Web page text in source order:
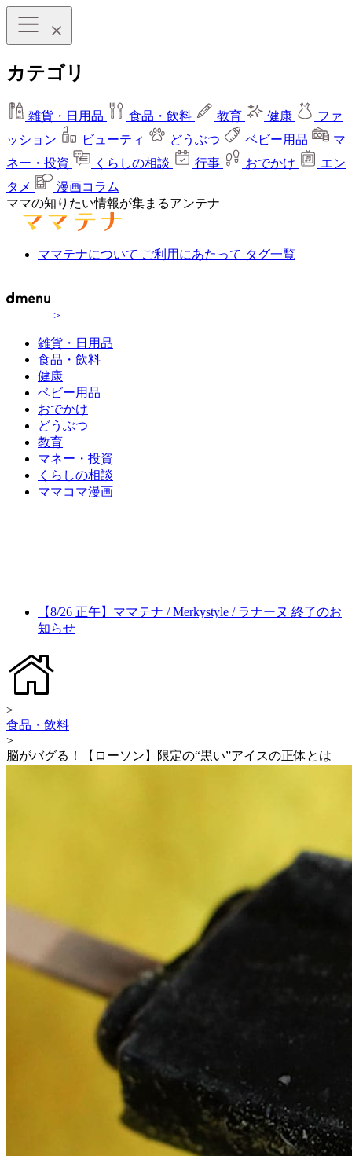
カテゴリ
雑貨・日用品 食品・飲料 教育 健康
ファ
ッション
ビューティ どうぶつ ベビー用品
マ
ネー・投資
くらしの相談 行事 おでかけ
エン
タメ
漫画コラム
ママの知りたい情報が集まるアンテナ
ママテナについて ご利用にあたって タグ一覧
>
雑貨・日用品
食品・飲料
健康
ベビー用品
おでかけ
どうぶつ
教育
マネー・投資
くらしの相談
ママコマ漫画
【8/26 正午】ママテナ / Merkystyle / ラナーヌ 終了のお
知らせ
>
食品・飲料
>
脳がバグる！【ローソン】限定の“黒い”アイスの正体とは